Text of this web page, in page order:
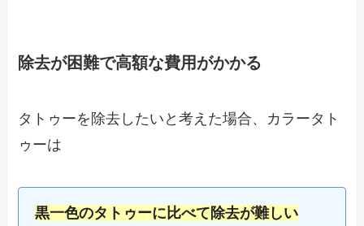
除去が困難で高額な費用がかかる
タトゥーを除去したいと考えた場合、カラータト
ゥーは
黒一色のタトゥーに比べて除去が難しい